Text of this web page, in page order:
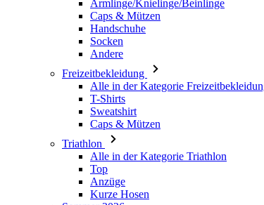
Freizeitbekleidung
Alle in der Kategorie Freizeitbekleidung
T-Shirts
Sweatshirt
Caps & Mützen
Triathlon
Alle in der Kategorie Triathlon
Top
Anzüge
Kurze Hosen
Sommer 2026
Team-Repliken
Special Editions
Ausverkauf
Geschenkgutscheine